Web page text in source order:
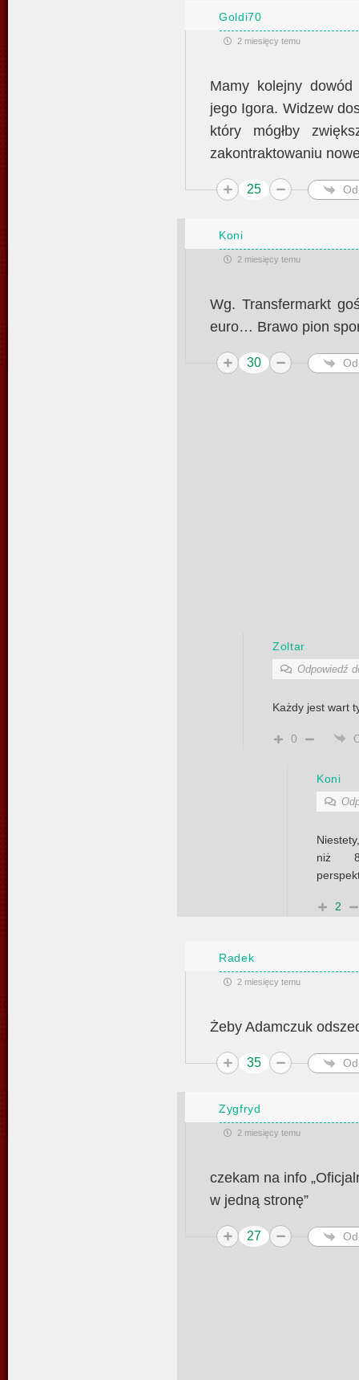
Goldi70
2 miesięcy temu
Mamy kolejny
jego Igora. Widzew
który mógłby
zakontraktowaniu
25
Koni
2 miesięcy temu
Wg. Transfermarkt
euro… Brawo pion
30
Zoltar
Odpowiedź
Każdy jest wart
0
Koni
niż
2
Radek
2 miesięcy temu
Żeby Adamczuk
35
Zygfryd
2 miesięcy temu
czekam na info
w jedną stronę”
27